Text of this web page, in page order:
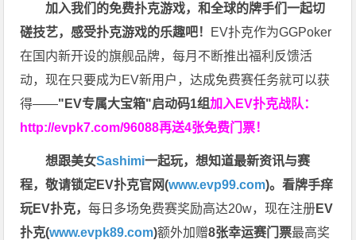
加入我们的免费扑克游戏，和全球的牌手们一起切
磋技艺，感受扑克游戏的乐趣吧！ EV扑克作为GGPoker
在国内新开设的旗舰品牌，每月不断推出福利反馈活
动，现在只要成为EV新用户，达成免费赛任务就可以获
得——"EV专属大宝箱"启动码1组加入EV扑克战队：
http://evpk7.com/96088再送4张免费门票！
想跟美女Sashimi一起玩，想知道最新资讯与赛
程，敬请锁定EV扑克官网(www.evp99.com)。看牌手痒
玩EV扑克，每日多场免费赛奖励高达20w，现在注册EV
扑克(www.evpk89.com)额外加赠8张幸运赛门票最高奖